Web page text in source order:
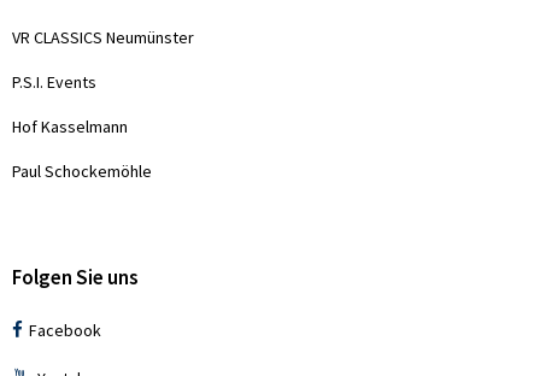
VR CLASSICS Neumünster
P.S.I. Events
Hof Kasselmann
Paul Schockemöhle
Folgen Sie uns
Facebook